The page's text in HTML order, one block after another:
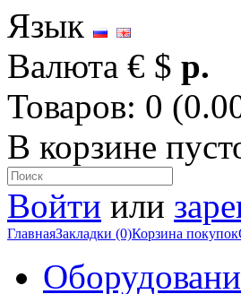
Язык
Валюта € $ р.
Товаров: 0
В корзине
Войти или
ГлавнаяЗакладки (0)Корзина покупок